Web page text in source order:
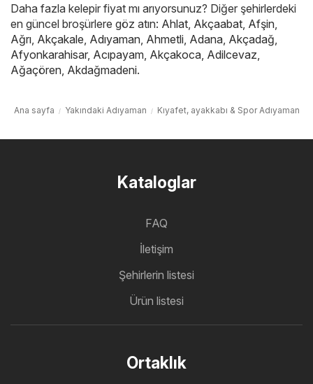
Daha fazla kelepir fiyat mı arıyorsunuz? Diğer şehirlerdeki
en güncel broşürlere göz atın: Ahlat Akçaabat Afşin
Ağrı Akçakale Adıyaman Ahmetli Adana Akçadağ
Afyonkarahisar, Acıpayam Akçakoca Adilcevaz
Ağaçören Akdağmadeni.
Ana sayfa Yakındaki Adıyaman Kıyafet, ayakkabı & Spor Adıyaman
Kataloglar
FAQ
İletişim
Şehirlerin listesi
Ürün listesi
Ortaklık